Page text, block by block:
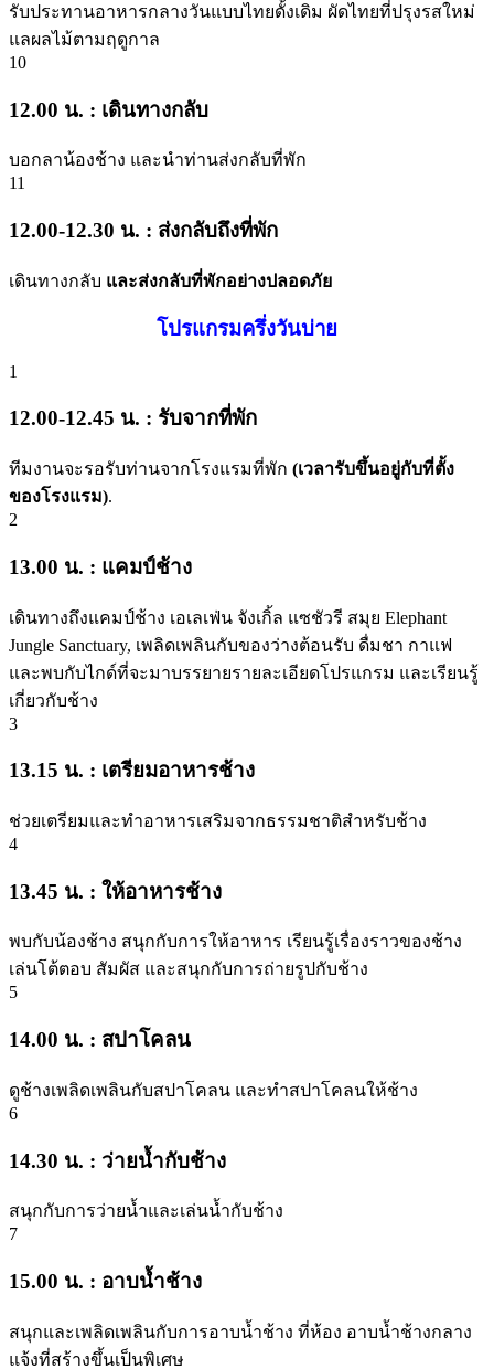
รับประทานอาหารกลางวันแบบไทยดั้งเดิม ผัดไทยที่ปรุงรสใหม่
แลผลไม้ตามฤดูกาล
10
12.00 น. : เดินทางกลับ
บอกลาน้องช้าง และนำท่านส่งกลับที่พัก
11
12.00-12.30 น. : ส่งกลับถึงที่พัก
เดินทางกลับ และส่งกลับที่พักอย่างปลอดภัย
โปรแกรมครึ่งวันบ่าย
1
12.00-12.45 น. : รับจากที่พัก
ทีมงานจะรอรับท่านจากโรงแรมที่พัก (เวลารับขึ้นอยู่กับที่ตั้ง
ของโรงแรม).
2
13.00 น. : แคมป์ช้าง
เดินทางถึงแคมป์ช้าง เอเลเฟ่น จังเกิ้ล แซชัวรี สมุย Elephant
Jungle Sanctuary, เพลิดเพลินกับของว่างต้อนรับ ดื่มชา กาแฟ
และพบกับไกด์ที่จะมาบรรยายรายละเอียดโปรแกรม และเรียนรู้
เกี่ยวกับช้าง
3
13.15 น. : เตรียมอาหารช้าง
ช่วยเตรียมและทำอาหารเสริมจากธรรมชาติสำหรับช้าง
4
13.45 น. : ให้อาหารช้าง
พบกับน้องช้าง สนุกกับการให้อาหาร เรียนรู้เรื่องราวของช้าง
เล่นโต้ตอบ สัมผัส และสนุกกับการถ่ายรูปกับช้าง
5
14.00 น. : สปาโคลน
ดูช้างเพลิดเพลินกับสปาโคลน และทำสปาโคลนให้ช้าง
6
14.30 น. : ว่ายน้ำกับช้าง
สนุกกับการว่ายน้ำและเล่นน้ำกับช้าง
7
15.00 น. : อาบน้ำช้าง
สนุกและเพลิดเพลินกับการอาบน้ำช้าง ที่ห้อง อาบน้ำช้างกลาง
แจ้งที่สร้างขึ้นเป็นพิเศษ